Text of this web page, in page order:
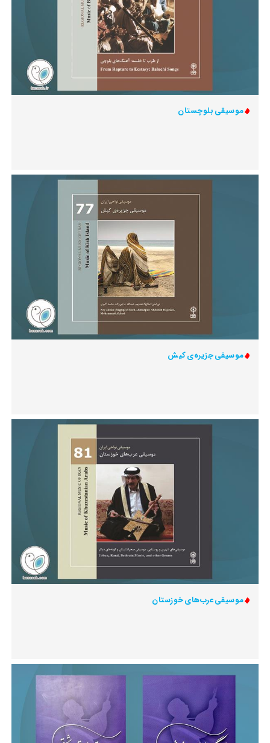
موسیقی بلوچستان
موسیقی جزیره‌ی کیش
موسیقی عرب‌های خوزستان